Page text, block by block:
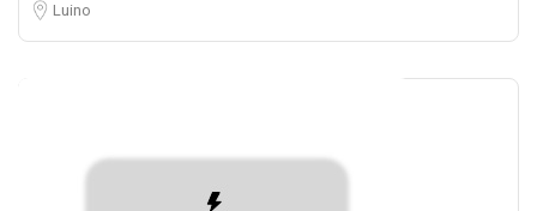
Luino